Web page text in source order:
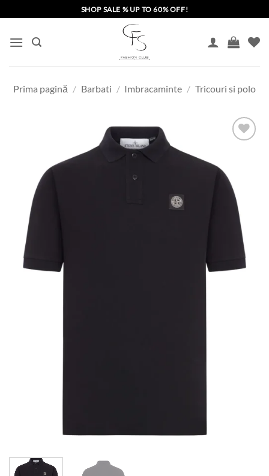
to
content
SHOP SALE % UP TO 60% OFF!
Prima pagină / Barbati / Imbracaminte / Tricouri si polo